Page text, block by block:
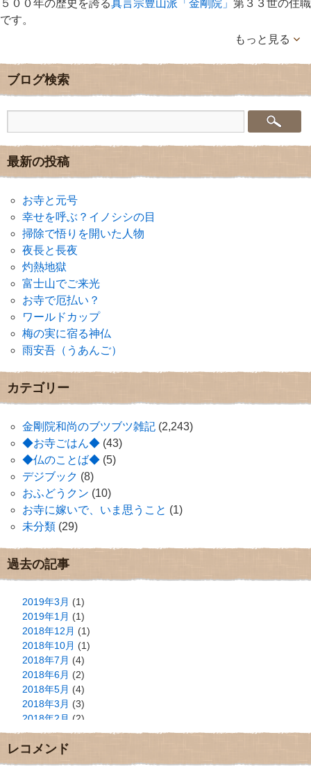
５００年の歴史を誇る真言宗豊山派「金剛院」 第３３世の住職
です。
もっと見る
ブログ検索
最新の投稿
お寺と元号
幸せを呼ぶ？イノシシの目
掃除で悟りを開いた人物
夜長と長夜
灼熱地獄
富士山でご来光
お寺で厄払い？
ワールドカップ
梅の実に宿る神仏
雨安吾（うあんご）
カテゴリー
金剛院和尚のブツブツ雑記 (2,243)
◆お寺ごはん◆ (43)
◆仏のことば◆ (5)
デジブック (8)
おふどうクン (10)
お寺に嫁いで、いま思うこと (1)
未分類 (29)
過去の記事
2019年3月 (1)
2019年1月 (1)
2018年12月 (1)
2018年10月 (1)
2018年7月 (4)
2018年6月 (2)
2018年5月 (4)
2018年3月 (3)
2018年2月 (2)
2018年1月(2)
2017年12月
2017年11月(3)
レコメンド